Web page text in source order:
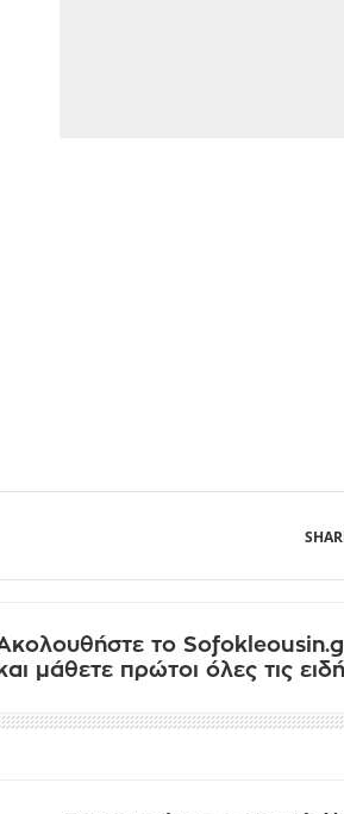
το
μάθετε πρώτοι όλες τις